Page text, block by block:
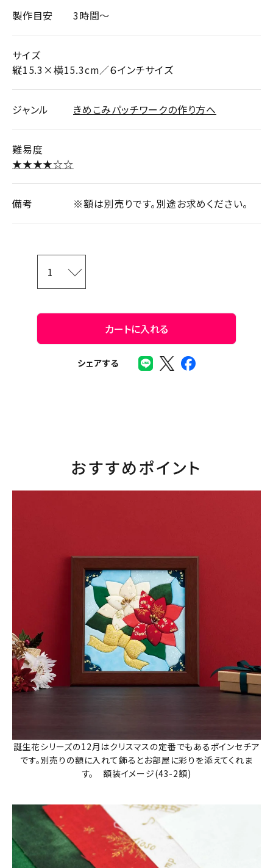
製作目安 3時間～
サイズ
縦15.3×横15.3cm／６インチサイズ
ジャンル きめこみパッチワークの作り方へ
難易度
★★★★☆☆
備考 ※額は別売りです。別途お求めください。
カートに入れる
シェアする
おすすめポイント
誕生花シリーズの12月はクリスマスの定番でもあるポインセチア
です。別売りの額に入れて飾るとお部屋に彩りを添えてくれま
す。 額装イメージ(43-2額)